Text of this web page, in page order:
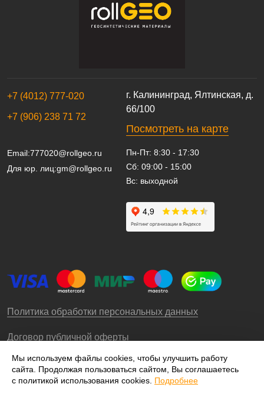
г. Калининград, Ялтинская, д.
66/100
Посмотреть на карте
+7 (4012) 777-020
+7 (906) 238 71 72
Email:777020@rollgeo.ru
Для юр. лиц:gm@rollgeo.ru
Пн-Пт: 8:30 - 17:30
Сб: 09:00 - 15:00
Вс: выходной
Политика обработки персональных данных
Договор публичной оферты
© 2009-2026 – ООО «Роллгео»
Мы используем файлы cookies, чтобы улучшить работу
сайта. Продолжая пользоваться сайтом, Вы соглашаетесь
с политикой использования cookies. Подробнее